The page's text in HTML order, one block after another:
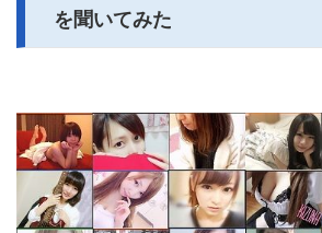
を聞いてみた